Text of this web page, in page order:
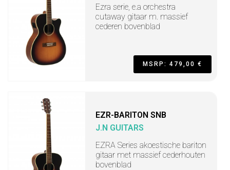
Ezra serie, e.a orchestra
cutaway gitaar m. massief
cederen bovenblad
MSRP: 479,00 €
EZR-BARITON SNB
J.N GUITARS
EZRA Series akoestische bariton
gitaar met massief cederhouten
bovenblad